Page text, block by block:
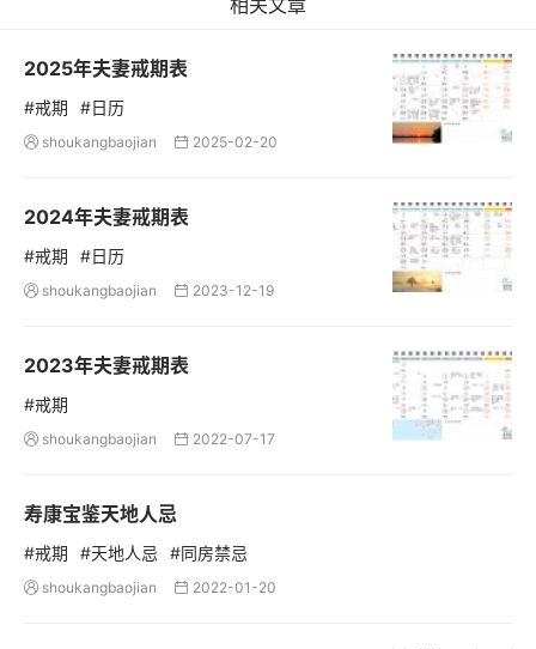
相关文章
2025年夫妻戒期表
#戒期 #日历
 shoukangbaojian  2025-02-20
2024年夫妻戒期表
#戒期 #日历
 shoukangbaojian  2023-12-19
2023年夫妻戒期表
#戒期
 shoukangbaojian  2022-07-17
寿康宝鉴天地人忌
#戒期 #天地人忌 #同房禁忌
 shoukangbaojian  2022-01-20